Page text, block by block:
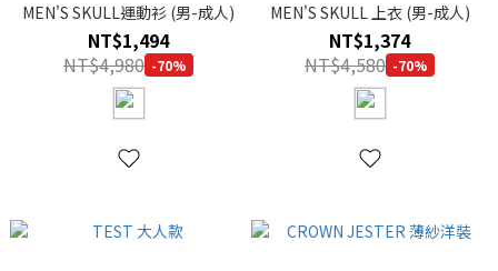
MEN'S SKULL運動衫 (男-成人)
NT$1,494
NT$4,980 -70%
MEN'S SKULL 上衣 (男-成人)
NT$1,374
NT$4,580 -70%